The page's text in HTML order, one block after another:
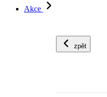
Akce
zpět